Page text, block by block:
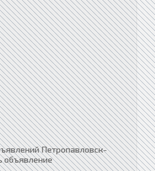
Петропавловск-
объявление